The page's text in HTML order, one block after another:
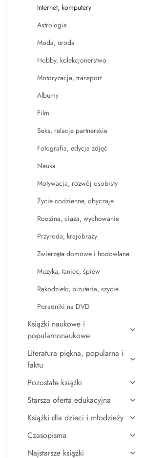
Internet, komputery
Astrologia
Moda, uroda
Hobby, kolekcjonerstwo
Motoryzacja, transport
Albumy
Film
Seks, relacje partnerskie
Fotografia, edycja zdjęć
Nauka
Motywacja, rozwój osobisty
Życie codzienne, obyczaje
Rodzina, ciąża, wychowanie
Przyroda, krajobrazy
Zwierzęta domowe i hodowlane
Muzyka, taniec, śpiew
Rękodzieło, biżuteria, szycie
Poradniki na DVD
Książki naukowe i
popularnonaukowe
Literatura piękna, popularna i
faktu
Pozostałe książki
Starsza oferta edukacyjna
Książki dla dzieci i młodzieży
Czasopisma
Najstarsze książki